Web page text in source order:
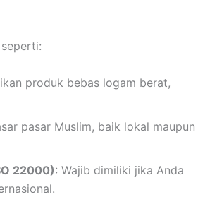
produk bebas logam berat,
pasar Muslim, baik lokal maupun
22000): Wajib dimiliki jika Anda